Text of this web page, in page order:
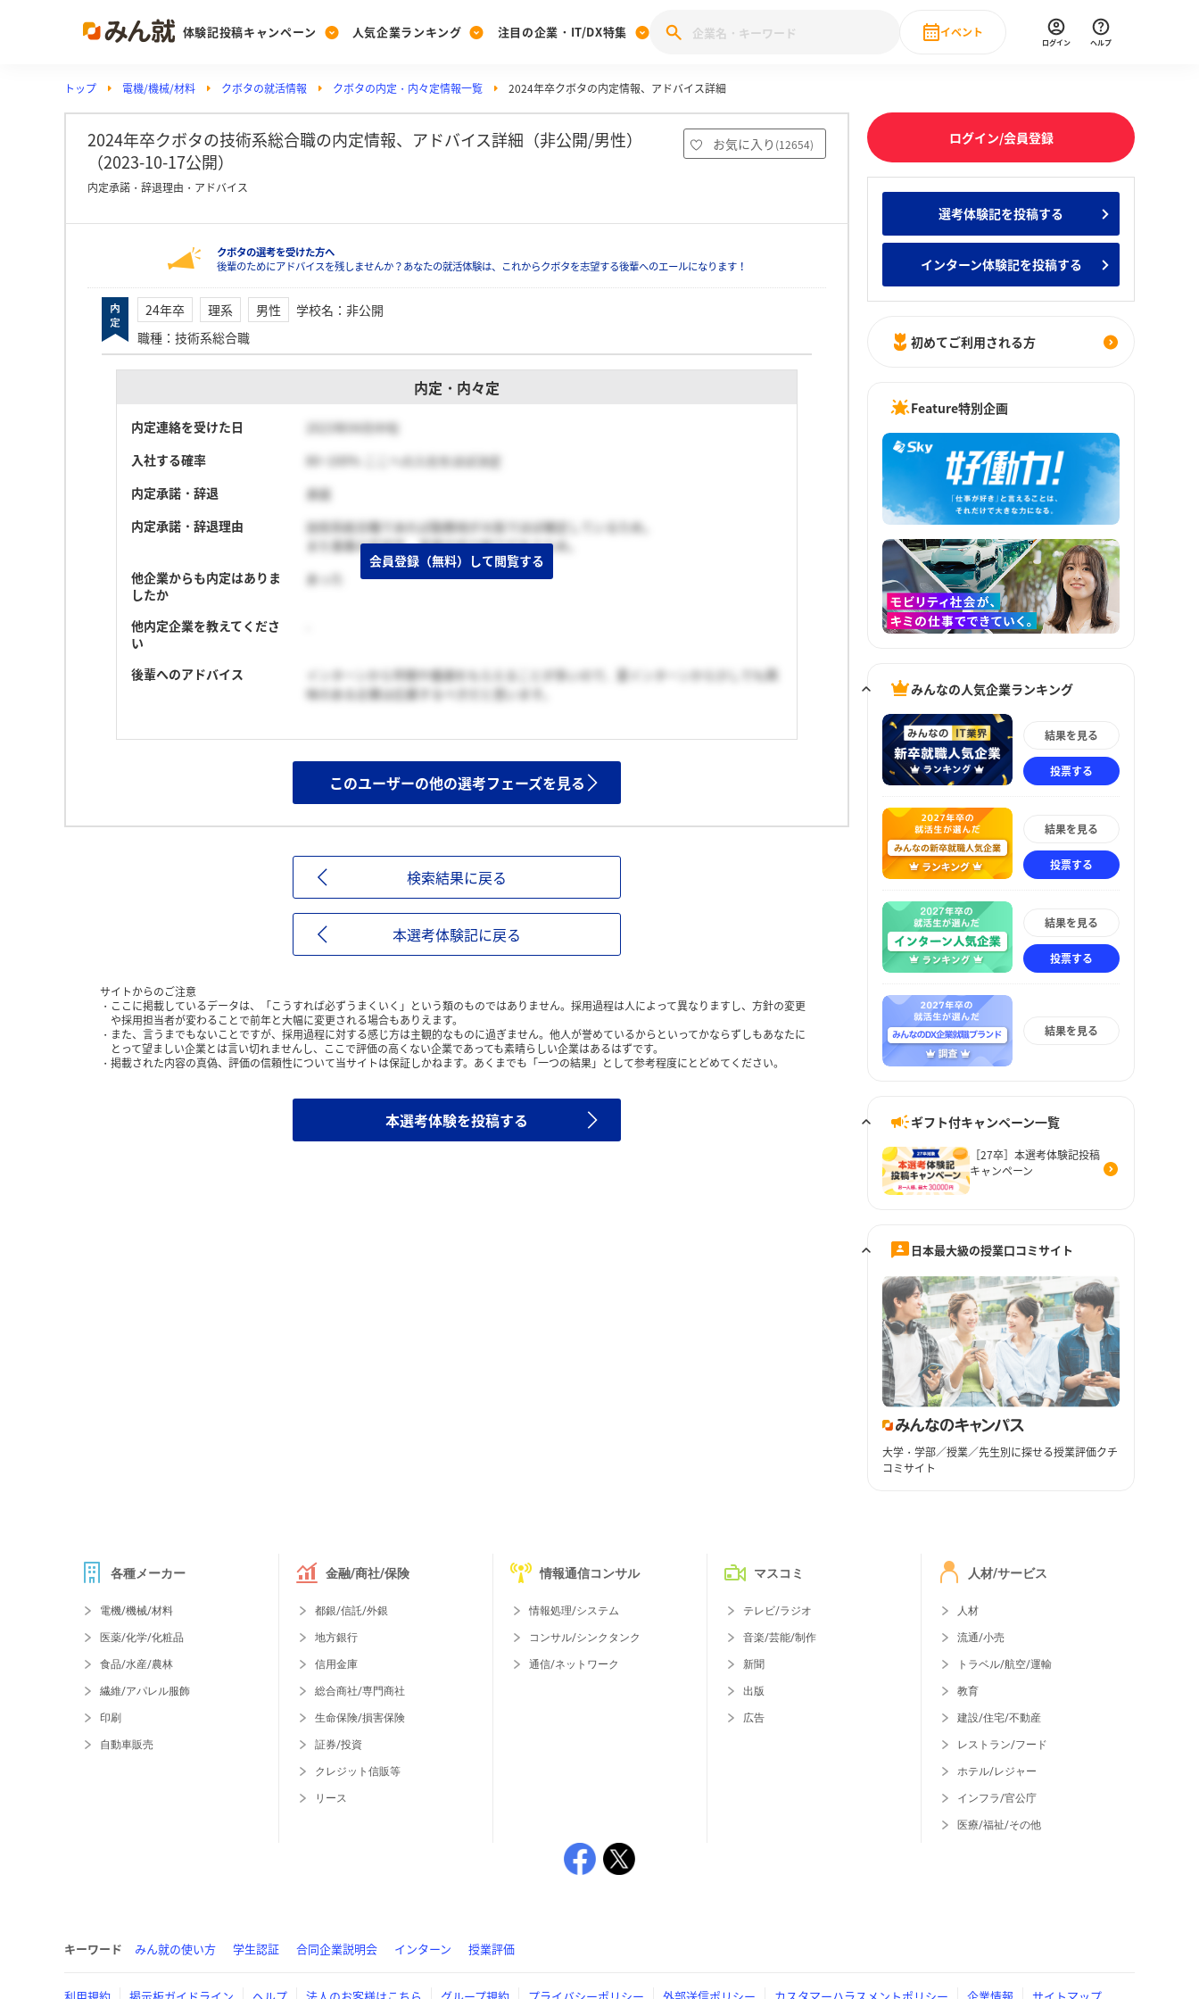
体験記投稿キャンペーン
Post
投稿する
[27卒] 本選考体験記投稿キャンペーン
人気企業ランキング
Ranking
ランキングを見る
みんなのDX企業就職ブランド調査
みんなの新卒就職人気企業ランキング みんなのインターン人気企業ランキ
注目の企業・IT/DX特集
PickUp
注目の企業特集
28卒 IT・DX現場社員インタビュー
動画で知ろう！業界・企業研究
イベント
直近のイベント一覧
ログイン ヘルプ
トップ 電機/機械/材料 クボタの就活情報 クボタの内定・内々定情報一覧 2024年卒クボタの内定情報、アドバイス詳細
2024年卒クボタの技術系総合職の内定情報、アドバイス詳細（非公開/男性）
（2023-10-17公開）
お気に入り (12654)
内定承諾・辞退理由・アドバイス
クボタの選考を受けた方へ
後輩のためにアドバイスを残しませんか？あなたの就活体験は、これからクボタを志望する後輩へのエールになります！
24年卒 理系 男性 学校名 ： 非公開
職種 ： 技術系総合職
内定・内々定
内定連絡を受けた日
2023年04月中旬
入社する確率
80~100% ここへの入社をほぼ決定
内定承諾・辞退
承諾
内定承諾・辞退理由
技術系総合職であれば勤務地が大阪でほぼ確定しているため。
また事業の将来性、事業内容の魅力があるため。
他企業からも内定はありま
したか
あった
他内定企業を教えてくださ
い
後輩へのアドバイス
インターンから早期や優遇をもらえることが多いので、夏インターンから少しでも興
味のある企業は応募するべきだと思います。
会員登録（無料）して閲覧する
このユーザーの他の選考フェーズを見る
検索結果に戻る
本選考体験記に戻る
サイトからのご注意
ここに掲載しているデータは、「こうすれば必ずうまくいく」という類のものではありません。採用過程は人によって異なりますし、方針の変更
や採用担当者が変わることで前年と大幅に変更される場合もありえます。
また、言うまでもないことですが、採用過程に対する感じ方は主観的なものに過ぎません。他人が誉めているからといってかならずしもあなたに
とって望ましい企業とは言い切れませんし、ここで評価の高くない企業であっても素晴らしい企業はあるはずです。
掲載された内容の真偽、評価の信頼性について当サイトは保証しかねます。あくまでも「一つの結果」として参考程度にとどめてください。
本選考体験を投稿する
ログイン/会員登録
選考体験記を投稿する
インターン体験記を投稿する
初めてご利用される方
Feature特別企画
みんなの人気企業ランキング
結果を見る
投票する
結果を見る
投票する
結果を見る
投票する
結果を見る
ギフト付キャンペーン一覧
［27卒］本選考体験記投稿
キャンペーン
日本最大級の授業口コミサイト
大学・学部／授業／先生別に探せる授業評価クチ
コミサイト
各種メーカー
電機/機械/材料
医薬/化学/化粧品
食品/水産/農林
繊維/アパレル服飾
印刷
自動車販売
金融/商社/保険
都銀/信託/外銀
地方銀行
信用金庫
総合商社/専門商社
生命保険/損害保険
証券/投資
クレジット信販等
リース
情報通信コンサル
情報処理/システム
コンサル/シンクタンク
通信/ネットワーク
マスコミ
テレビ/ラジオ
音楽/芸能/制作
新聞
出版
広告
人材/サービス
人材
流通/小売
トラベル/航空/運輸
教育
建設/住宅/不動産
レストラン/フード
ホテル/レジャー
インフラ/官公庁
医療/福祉/その他
キーワード みん就の使い方 学生認証 合同企業説明会 インターン 授業評価